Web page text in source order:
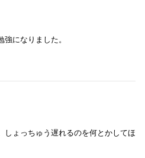
になりました。
しょっちゅう遅れるのを何とかしてほ